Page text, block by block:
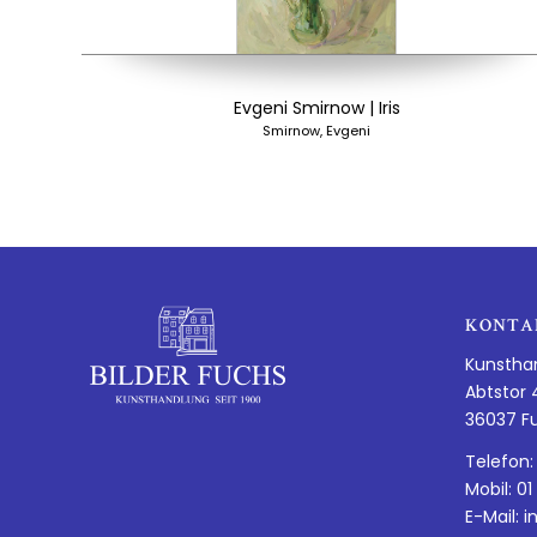
Evgeni Smirnow | Iris
Smirnow, Evgeni
Abtstor
36037
Mobil:
E-Mail: